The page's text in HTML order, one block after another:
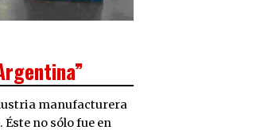
manufacturera
no sólo fue en